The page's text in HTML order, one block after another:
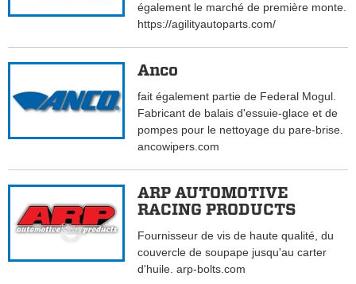
également le marché de première monte.
https://agilityautoparts.com/
Anco
fait également partie de Federal Mogul.
Fabricant de balais d'essuie-glace et de
pompes pour le nettoyage du pare-brise.
ancowipers.com
ARP AUTOMOTIVE
RACING PRODUCTS
Fournisseur de vis de haute qualité, du
couvercle de soupape jusqu'au carter
d'huile. arp-bolts.com